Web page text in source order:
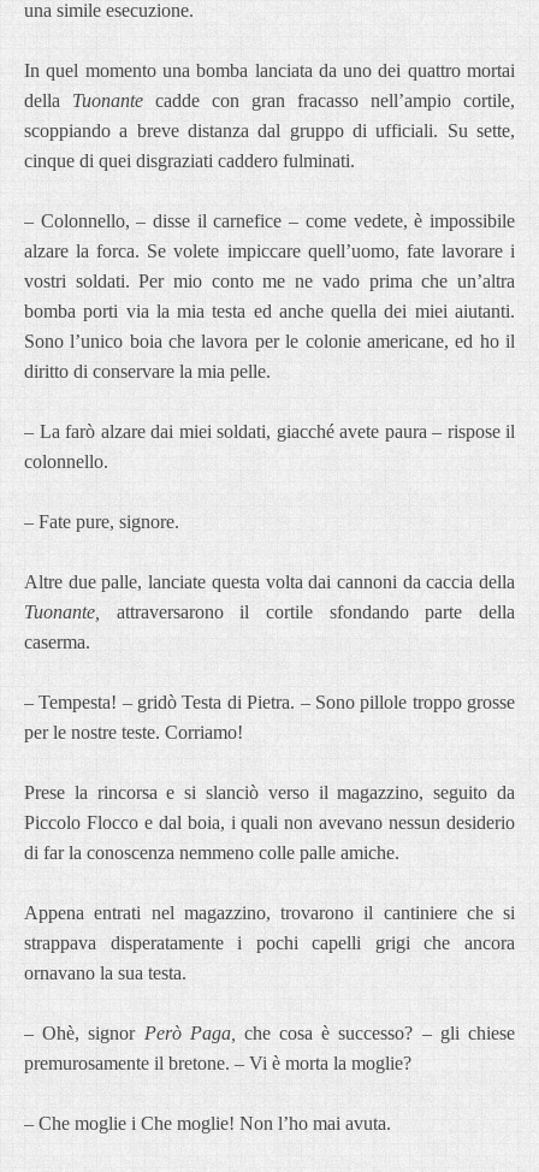
una simile esecuzione.
In quel momento una bomba lanciata da uno dei quattro mortai
della Tuonante cadde con gran fracasso nell’ampio cortile,
scoppiando a breve distanza dal gruppo di ufficiali. Su sette,
cinque di quei disgraziati caddero fulminati.
– Colonnello, – disse il carnefice – come vedete, è impossibile
alzare la forca. Se volete impiccare quell’uomo, fate lavorare i
vostri soldati. Per mio conto me ne vado prima che un’altra
bomba porti via la mia testa ed anche quella dei miei aiutanti.
Sono l’unico boia che lavora per le colonie americane, ed ho il
diritto di conservare la mia pelle.
– La farò alzare dai miei soldati, giacché avete paura – rispose il
colonnello.
– Fate pure, signore.
Altre due palle, lanciate questa volta dai cannoni da caccia della
Tuonante, attraversarono il cortile sfondando parte della
caserma.
– Tempesta! – gridò Testa di Pietra. – Sono pillole troppo grosse
per le nostre teste. Corriamo!
Prese la rincorsa e si slanciò verso il magazzino, seguito da
Piccolo Flocco e dal boia, i quali non avevano nessun desiderio
di far la conoscenza nemmeno colle palle amiche.
Appena entrati nel magazzino, trovarono il cantiniere che si
strappava disperatamente i pochi capelli grigi che ancora
ornavano la sua testa.
– Ohè, signor Però Paga, che cosa è successo? – gli chiese
premurosamente il bretone. – Vi è morta la moglie?
– Che moglie i Che moglie! Non l’ho mai avuta.